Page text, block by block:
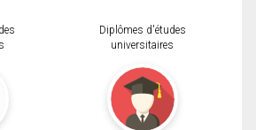
Diplômes d'études
universitaires